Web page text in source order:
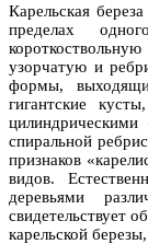
Карельская
пределах
узорчатую и
формы,
гигантские
спиральной
признаков
видов.
деревьями
свидетельствует
карельской